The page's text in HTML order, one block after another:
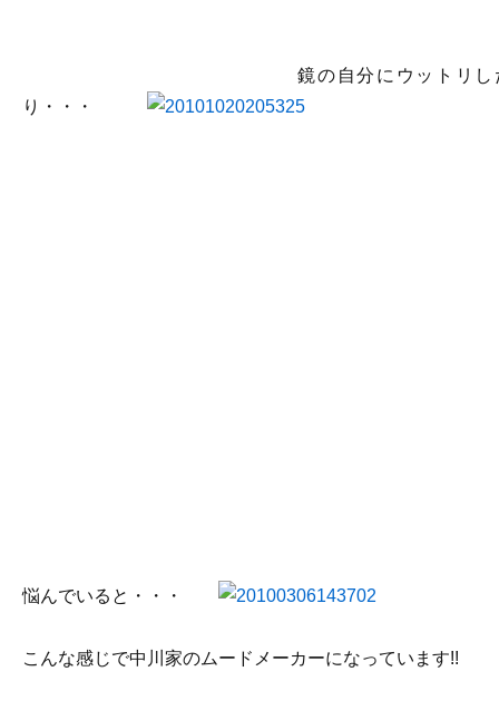
鏡の自分にウットリし
り・・・
悩んでいると・・・
こんな感じで中川家のムードメーカーになっています!!